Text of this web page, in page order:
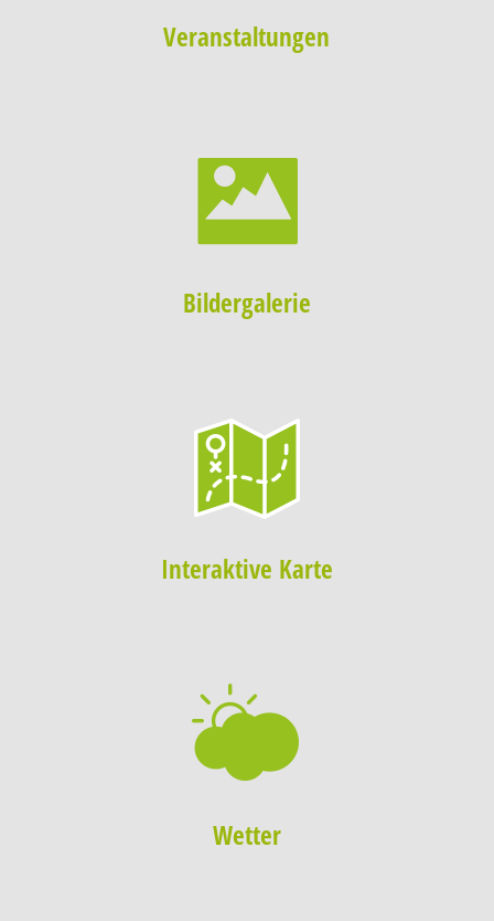
Veranstaltungen
Bildergalerie
Interaktive Karte
Wetter